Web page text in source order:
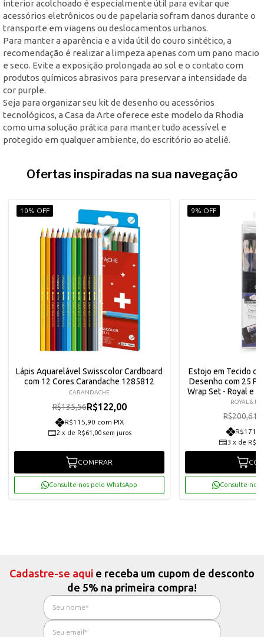
interior acolchoado é especialmente útil para evitar que
acessórios eletrônicos ou de papelaria sofram danos durante o
transporte em viagens ou deslocamentos urbanos.
Para manter a aparência e a vida útil do couro sintético, a
recomendação é realizar a limpeza apenas com um pano macio
e seco. Evite a exposição prolongada ao sol e o contato com
produtos químicos abrasivos para preservar a intensidade da
cor purple.
Seja para organizar seu kit de desenho ou acessórios
tecnológicos, a Casa da Arte oferece este modelo da Rhodia
como uma solução prática para manter tudo acessível e
protegido em qualquer ambiente, do escritório ao ateliê.
Ofertas inspiradas na sua navegação
10% OFF
Lápis Aquarelável Swisscolor Cardboard
com 12 Cores Carandache 1285812
CARANDACHE
R$135,56R$122,00
R$115,90 com PIX
2 x de R$61,00 sem juros
COMPRAR
Consulte-nos pelo WhatsApp
9% OFF
Estojo em Tecido
Desenho com 25
Wrap Set - Royal e
ROYAL &
R$200,61
3 x de
Consulte-nos
Cadastre-se aqui e receba um cupom de desconto
de 5% na primeira compra!